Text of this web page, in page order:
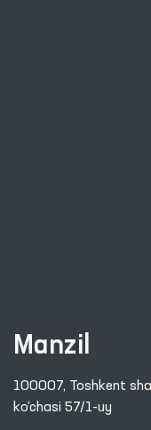
Manzil
100007, Toshkent
ko‘chasi 57/1-uy